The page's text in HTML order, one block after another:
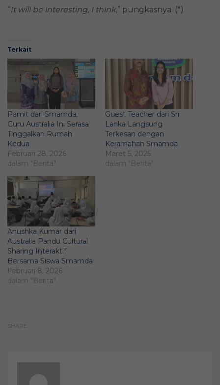
“It will be interesting, I think,” pungkasnya. (*)
Terkait
Pamit dari Smamda,
Guru Australia Ini Serasa
Tinggalkan Rumah
Kedua
Februari 28, 2026
dalam "Berita"
Guest Teacher dari Sri
Lanka Langsung
Terkesan dengan
Keramahan Smamda
Maret 5, 2025
dalam "Berita"
Anushka Kumar dari
Australia Pandu Cultural
Sharing Interaktif
Bersama Siswa Smamda
Februari 8, 2026
dalam "Berita"
SHARE